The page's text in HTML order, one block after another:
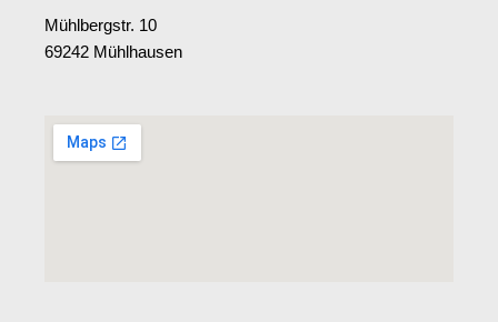
Mühlbergstr. 10
69242 Mühlhausen